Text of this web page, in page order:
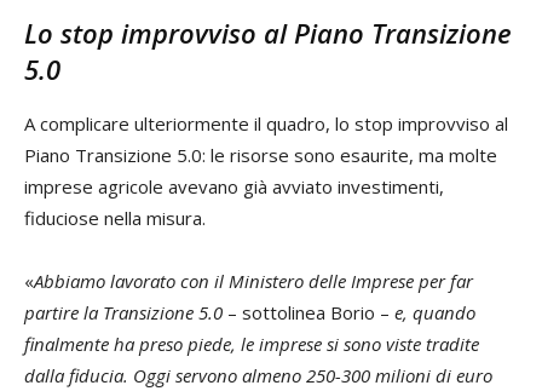
Lo stop improvviso al Piano Transizione
5.0
A complicare ulteriormente il quadro, lo stop improvviso al
Piano Transizione 5.0: le risorse sono esaurite, ma molte
imprese agricole avevano già avviato investimenti,
fiduciose nella misura.
«Abbiamo lavorato con il Ministero delle Imprese per far
partire la Transizione 5.0 – sottolinea Borio – e, quando
finalmente ha preso piede, le imprese si sono viste tradite
dalla fiducia. Oggi servono almeno 250-300 milioni di euro